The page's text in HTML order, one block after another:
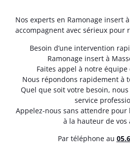
Nos experts en Ramonage insert
accompagnent avec sérieux pour
Besoin d’une intervention
Ramonage insert à
Faites appel à notre équipe
Nous répondons rapidement à
Quel que soit votre besoin,
service
Appelez-nous sans attendre pour
à la hauteur de vos
Par téléphone au